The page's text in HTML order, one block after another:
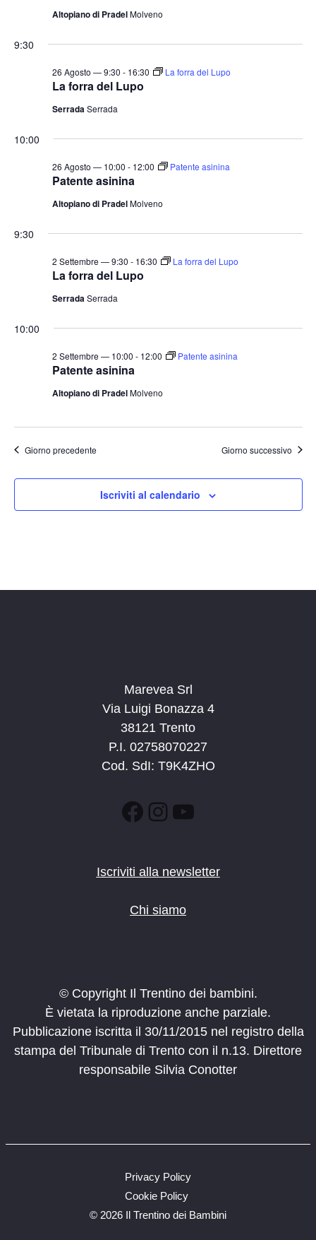
Altopiano di PradelMolveno
9:30
La forra del Lupo
26 Agosto — 9:30 - 16:30 La forra del Lupo
SerradaSerrada
10:00
Patente asinina
26 Agosto — 10:00 - 12:00 Patente asinina
Altopiano di PradelMolveno
9:30
La forra del Lupo
2 Settembre — 9:30 - 16:30 La forra del Lupo
SerradaSerrada
10:00
Patente asinina
2 Settembre — 10:00 - 12:00 Patente asinina
Altopiano di PradelMolveno
Giorno precedente Giorno successivo
Iscriviti al calendario
Marevea Srl
Via Luigi Bonazza 4
38121 Trento
P.I. 02758070227
Cod. SdI: T9K4ZHO
Facebook
Instagram
YouTube
Iscriviti alla newsletter
Chi siamo
© Copyright Il Trentino dei bambini.
È vietata la riproduzione anche parziale.
Pubblicazione iscritta il 30/11/2015 nel registro della
stampa del Tribunale di Trento con il n.13. Direttore
responsabile Silvia Conotter
© 2026 Il Trentino dei Bambini
Privacy Policy
Cookie Policy